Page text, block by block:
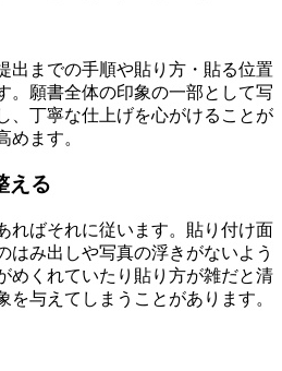
出までの手順や貼り方・貼る位置
。願書全体の印象の一部として写
、丁寧な仕上げを心がけることが
めます。
える
ればそれに従います。貼り付け面
はみ出しや写真の浮きがないよう
めくれていたり貼り方が雑だと清
を与えてしまうことがあります。